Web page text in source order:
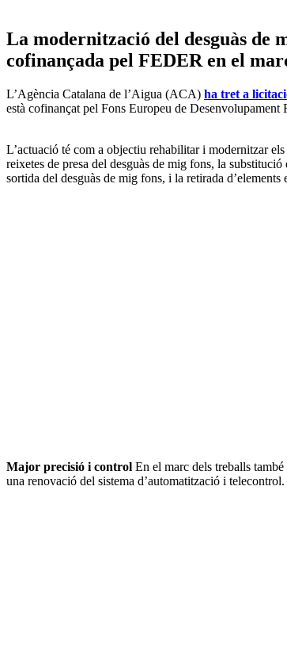
La modernització del desguàs de
cofinançada pel FEDER en el
L’Agència Catalana de l’Aigua (ACA) ha tret a
està cofinançat pel Fons Europeu de
L’actuació té com a objectiu rehabilitar i modernitzar
reixetes de presa del desguàs de mig fons, la
sortida del desguàs de mig fons, i la retirada d’elements
Major precisió i control En el marc dels treballs
una renovació del sistema d’automatització i telecontrol.